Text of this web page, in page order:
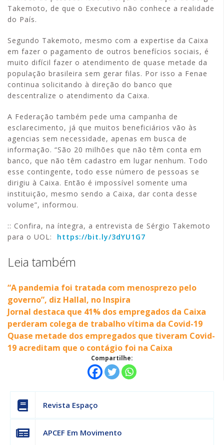
Takemoto, de que o Executivo não conhece a realidade
do País.
Segundo Takemoto, mesmo com a expertise da Caixa
em fazer o pagamento de outros benefícios sociais, é
muito difícil fazer o atendimento de quase metade da
população brasileira sem gerar filas. Por isso a Fenae
continua solicitando à direção do banco que
descentralize o atendimento da Caixa.
A Federação também pede uma campanha de
esclarecimento, já que muitos beneficiários vão às
agencias sem necessidade, apenas em busca de
informação. “São 20 milhões que não têm conta em
banco, que não têm cadastro em lugar nenhum. Todo
esse contingente, todo esse número de pessoas se
dirigiu à Caixa. Então é impossível somente uma
instituição, mesmo sendo a Caixa, dar conta desse
volume”, informou.
:: Confira, na íntegra, a entrevista de Sérgio Takemoto
para o UOL: https://bit.ly/3dYU1G7
Leia também
“A pandemia foi tratada com menosprezo pelo
governo”, diz Hallal, no Inspira
Jornal destaca que 41% dos empregados da Caixa
perderam colega de trabalho vítima da Covid-19
Quase metade dos empregados que tiveram Covid-
19 acreditam que o contágio foi na Caixa
Compartilhe:
Revista Espaço
APCEF Em Movimento